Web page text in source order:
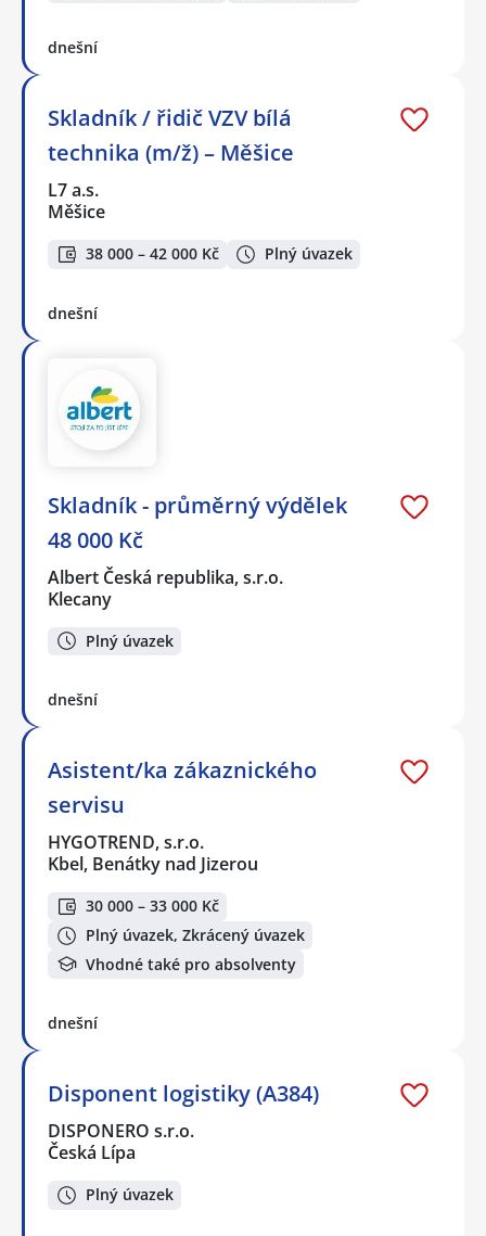
dnešní
Skladník / řidič VZV bílá
technika (m/ž) – Měšice
L7 a.s.
Měšice
38 000 – 42 000 Kč Plný úvazek
dnešní
Skladník - průměrný výdělek
48 000 Kč
Albert Česká republika, s.r.o.
Klecany
Plný úvazek
dnešní
Asistent/ka zákaznického
servisu
HYGOTREND, s.r.o.
Kbel, Benátky nad Jizerou
30 000 – 33 000 Kč
Plný úvazek, Zkrácený úvazek
Vhodné také pro absolventy
dnešní
Disponent logistiky (A384)
DISPONERO s.r.o.
Česká Lípa
Plný úvazek